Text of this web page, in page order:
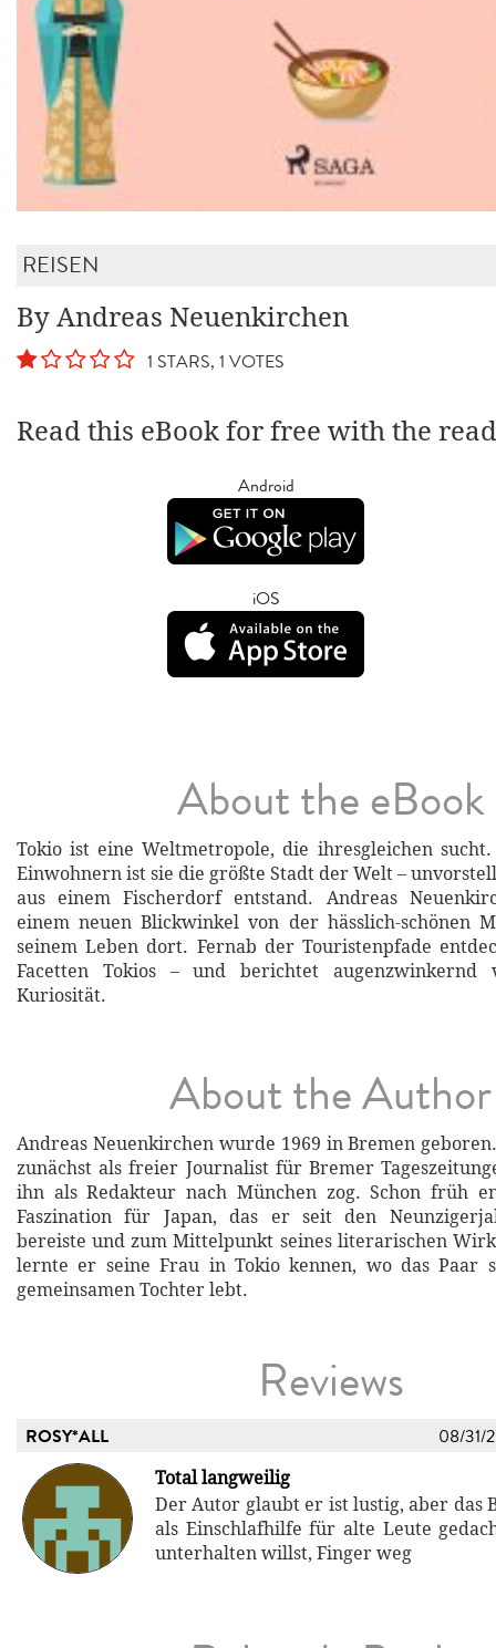
REISEN
By Andreas Neuenkirchen
1 STARS, 1 VOTES
Read this eBook for free with the
Android
iOS
About the eBook
Tokio ist eine Weltmetropole, die ihresgleichen
Einwohnern ist sie die größte Stadt der Welt –
aus einem Fischerdorf entstand. Andreas
einem neuen Blickwinkel von der hässlich-schönen
seinem Leben dort. Fernab der Touristenpfade
Facetten Tokios – und berichtet augenzwinkernd
Kuriosität.
About the Author
Andreas Neuenkirchen wurde 1969 in Bremen
zunächst als freier Journalist für Bremer
ihn als Redakteur nach München zog. Schon früh
Faszination für Japan, das er seit den
bereiste und zum Mittelpunkt seines literarischen
lernte er seine Frau in Tokio kennen, wo das Paar
gemeinsamen Tochter lebt.
Reviews
ROSY*ALL 08/31/
Total langweilig
Der Autor glaubt er ist lustig, aber das
als Einschlafhilfe für alte Leute
unterhalten willst, Finger weg